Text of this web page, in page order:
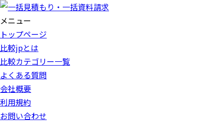
メニュー
トップページ
比較jpとは
比較カテゴリー一覧
よくある質問
会社概要
利用規約
お問い合わせ